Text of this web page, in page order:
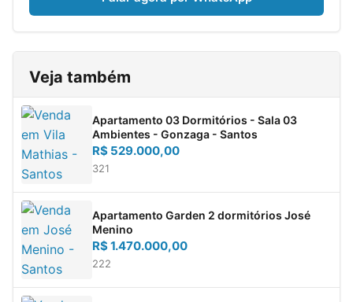
Veja também
Apartamento 03 Dormitórios - Sala 03
Ambientes - Gonzaga - Santos
R$ 529.000,00
3
quartos
2
banh.
1
vaga
Apartamento Garden 2 dormitórios José
Menino
R$ 1.470.000,00
2
quartos
2
banh.
2
vagas